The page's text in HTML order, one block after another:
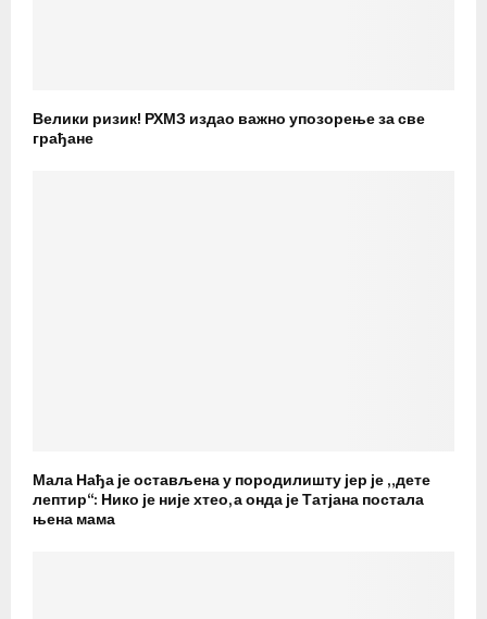
Велики ризик! РХМЗ издао важно упозорење за све
грађане
Мала Нађа је остављена у породилишту јер је „дете
лептир“: Нико је није хтео, а онда је Татјана постала
њена мама